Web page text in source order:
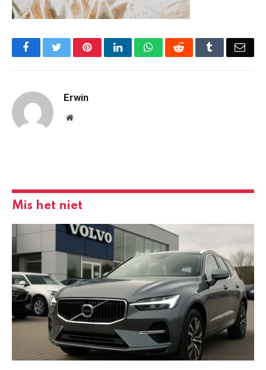
FacebookTwitterPinterestLinkedInWhatsAppReddit Tumblr
Erwin
Website
Mis het niet